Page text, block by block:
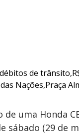
de uma Honda
sábado (29 de